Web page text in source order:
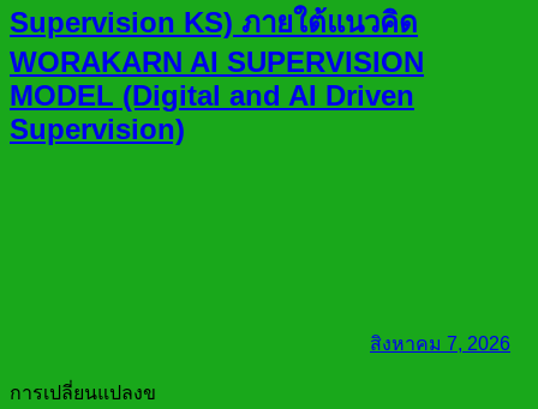
Supervision KS) ภายใต้แนวคิด
WORAKARN AI SUPERVISION
MODEL (Digital and AI Driven
Supervision)
สิงหาคม 7, 2026
การเปลี่ยนแปลงข